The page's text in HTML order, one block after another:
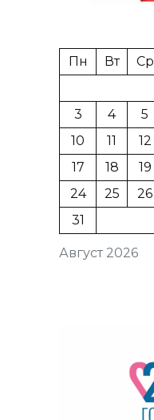
Август 2026
Пн Вт Ср
3
4 5
10
11 12
17
18 19
24
25 26
31